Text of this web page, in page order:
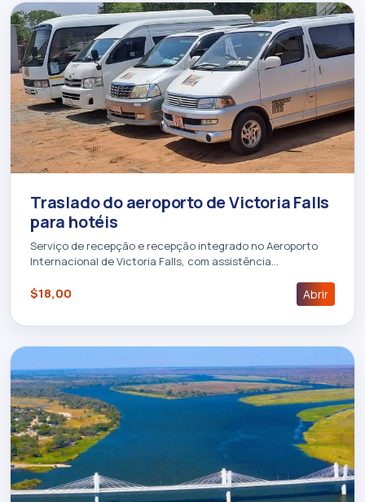
Traslado do aeroporto de Victoria Falls
para hotéis
Serviço de recepção e recepção integrado no Aeroporto
Internacional de Victoria Falls, com assistência…
$18,00 Abrir